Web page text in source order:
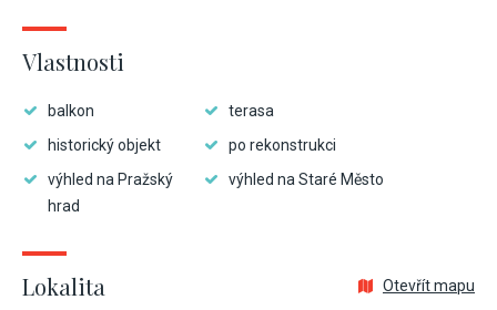
Vlastnosti
balkon
terasa
historický objekt
po rekonstrukci
výhled na Pražský
hrad
výhled na Staré Město
Lokalita Otevřít mapu